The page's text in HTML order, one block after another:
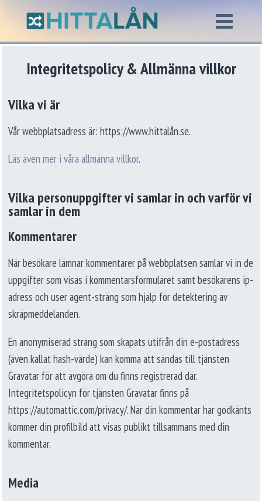
Integritetspolicy & Allmänna villkor
Vilka vi är
Vår webbplatsadress är: https://www.hittalån.se.
Läs även mer i våra allmänna villkor.
Vilka personuppgifter vi samlar in och varför vi
samlar in dem
Kommentarer
När besökare lämnar kommentarer på webbplatsen samlar vi in de
uppgifter som visas i kommentarsformuläret samt besökarens ip-
adress och user agent-sträng som hjälp för detektering av
skräpmeddelanden.
En anonymiserad sträng som skapats utifrån din e-postadress
(även kallat hash-värde) kan komma att sändas till tjänsten
Gravatar för att avgöra om du finns registrerad där.
Integritetspolicyn för tjänsten Gravatar finns på
https://automattic.com/privacy/. När din kommentar har godkänts
kommer din profilbild att visas publikt tillsammans med din
kommentar.
Media